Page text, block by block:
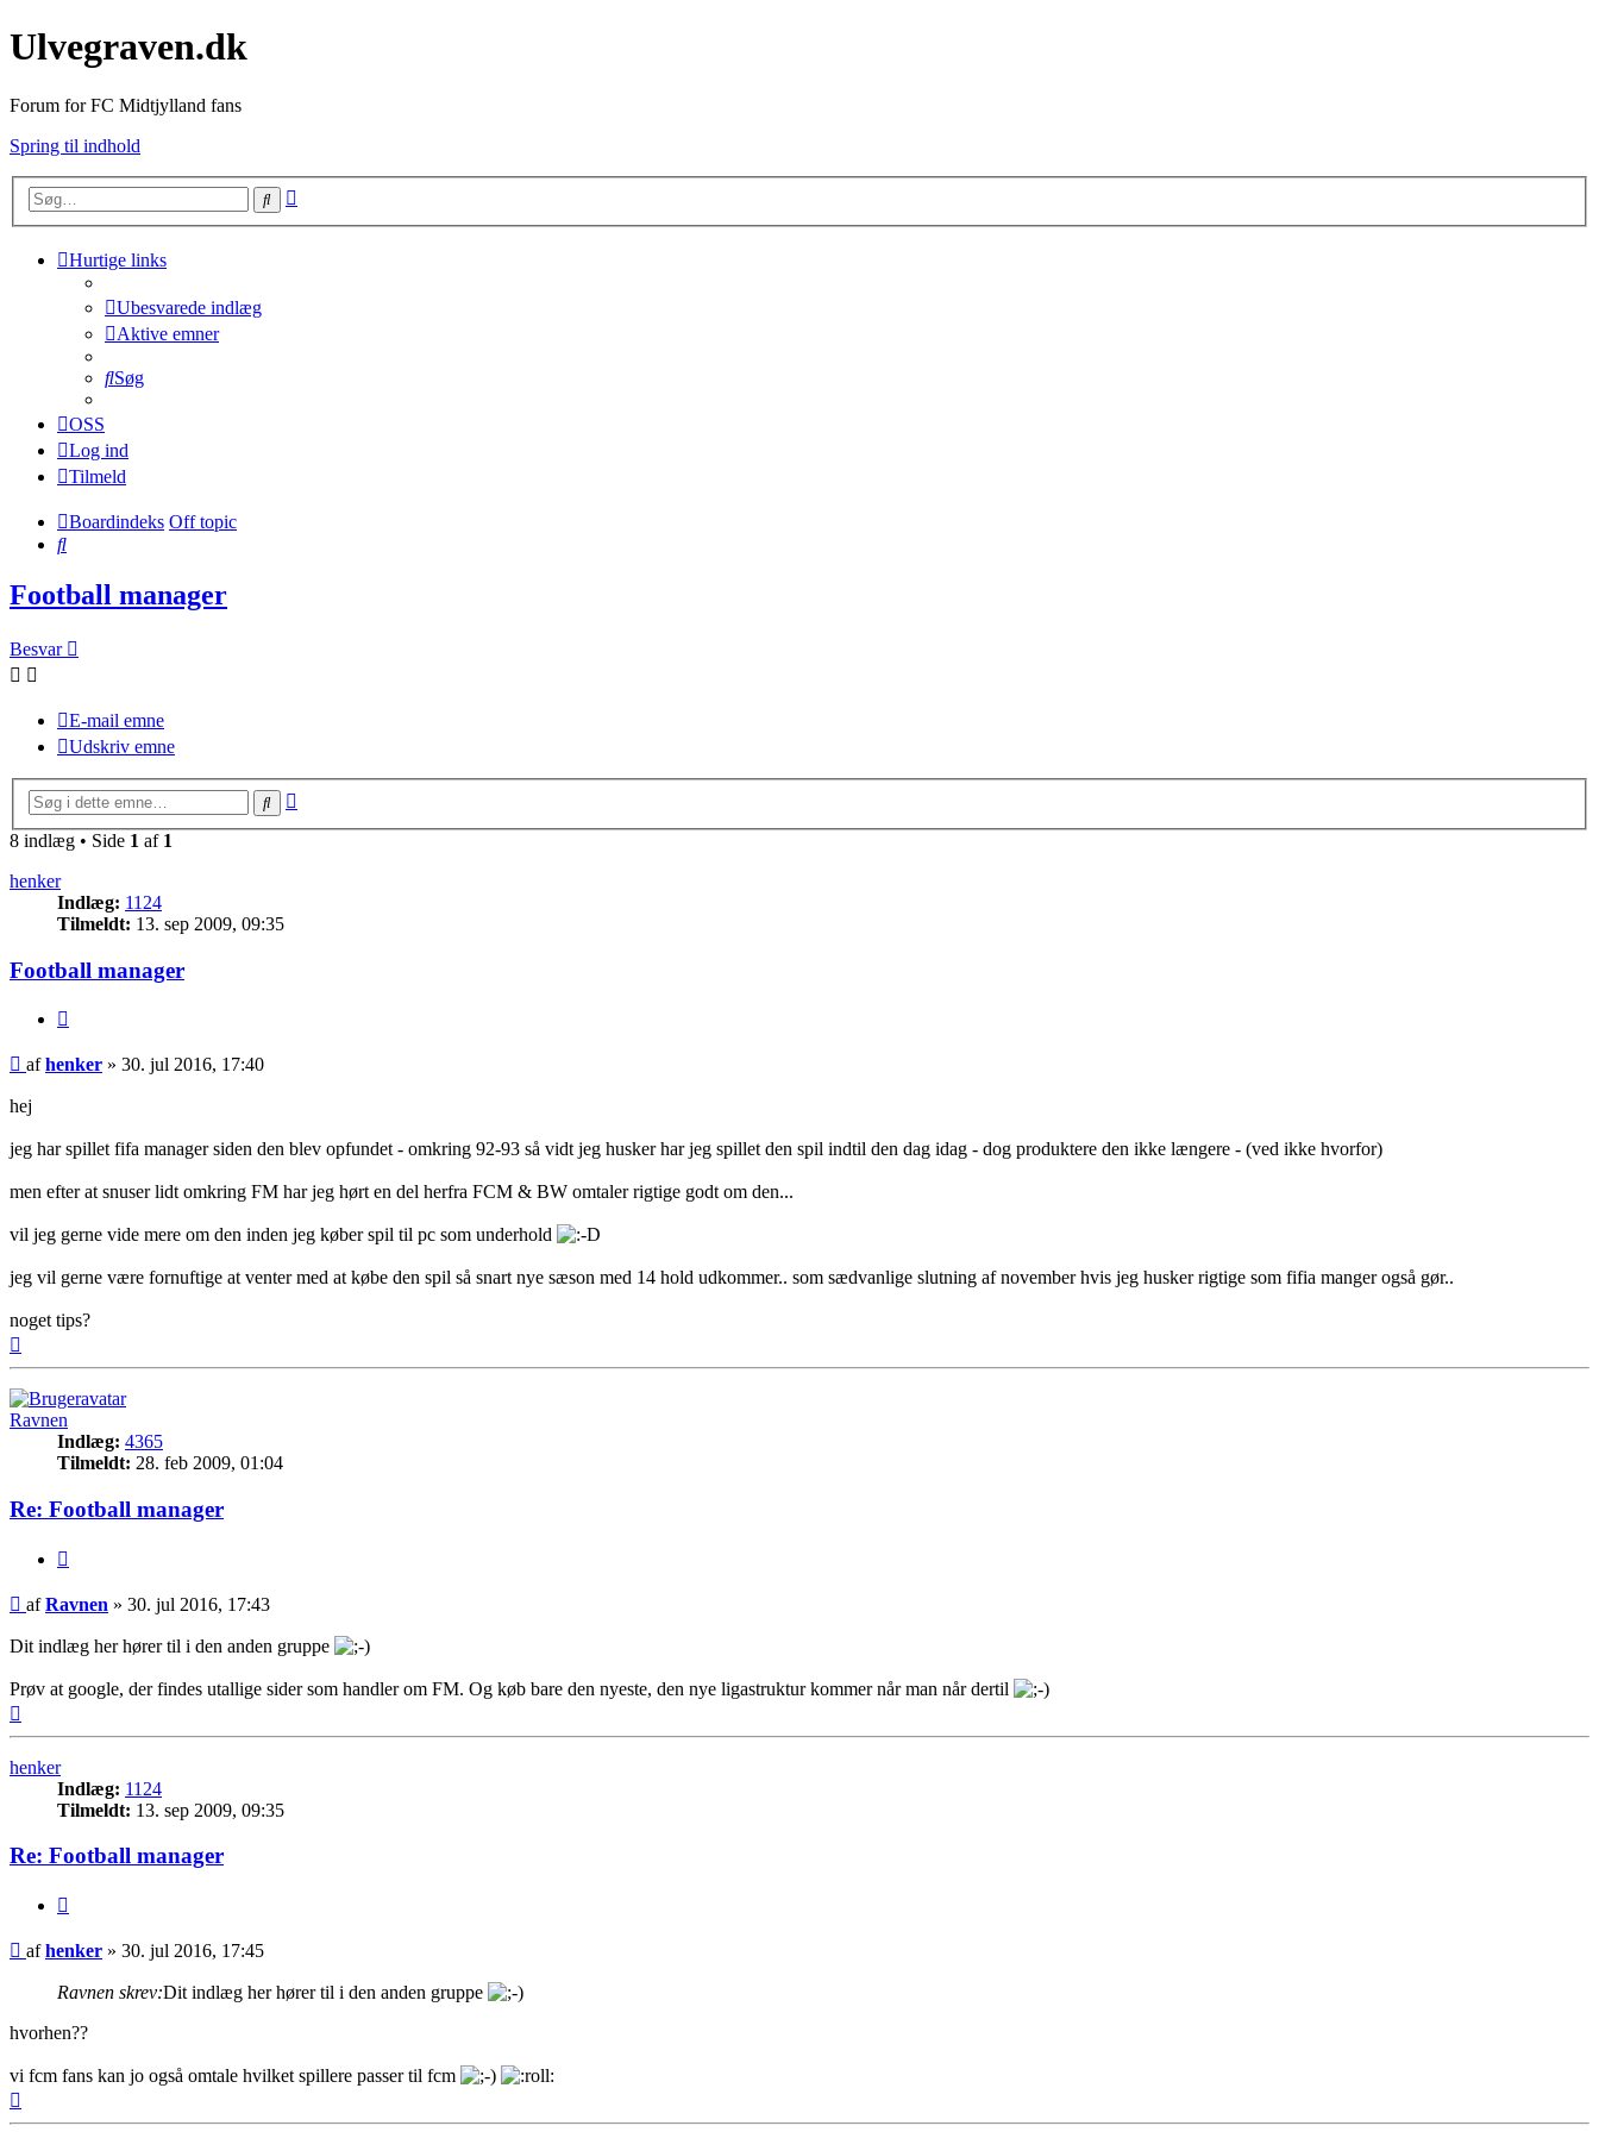
Ulvegraven.dk
Forum for FC Midtjylland fans
Spring til indhold
Søg
Hurtige links
Ubesvarede indlæg
Aktive emner
Søg
OSS
Log ind
Tilmeld
Boardindeks Off topic
Søg
Football manager
Besvar
E-mail emne
Udskriv emne
Søg
8 indlæg • Side 1 af 1
henker
Indlæg: 1124
Tilmeldt: 13. sep 2009, 09:35
Football manager
Indlæg
afhenker » 30. jul 2016, 17:40
hej
jeg har spillet fifa manager siden den blev opfundet - omkring 92-93 så vidt jeg husker har jeg spillet den spil indtil den dag idag - dog produktere den ikke længere - (ved ikke hvorfor)
men efter at snuser lidt omkring FM har jeg hørt en del herfra FCM & BW omtaler rigtige godt om den...
vil jeg gerne vide mere om den inden jeg køber spil til pc som underhold
jeg vil gerne være fornuftige at venter med at købe den spil så snart nye sæson med 14 hold udkommer.. som sædvanlige slutning af november hvis jeg husker rigtige som fifia manger også gør..
noget tips?
Ravnen
Indlæg: 4365
Tilmeldt: 28. feb 2009, 01:04
Re: Football manager
Indlæg
afRavnen » 30. jul 2016, 17:43
Dit indlæg her hører til i den anden gruppe
Prøv at google, der findes utallige sider som handler om FM. Og køb bare den nyeste, den nye ligastruktur kommer når man når dertil
henker
Indlæg: 1124
Tilmeldt: 13. sep 2009, 09:35
Re: Football manager
Indlæg
afhenker » 30. jul 2016, 17:45
Ravnen skrev:Dit indlæg her hører til i den anden gruppe
hvorhen??
vi fcm fans kan jo også omtale hvilket spillere passer til fcm